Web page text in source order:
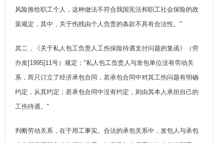
风险推给职工个人，这种做法不符合我国宪法和职工社会保险的政
策规定，其中，关于伤残由个人负责的条款不具有合法性。"
其二，《关于私人包工负责人工伤保险待遇支付问题的复函》（劳
办发[1995]11号）规定："私人包工负责人与发包单位没有劳动关
系，而只订立了经济承包合同，若承包合同中对其工伤问题有明确
约定，从其约定；若承包合同中没有约定，则由其本人承担自己的
工伤待遇。"
判断劳动关系，在于用工事实。合法的承包关系中，发包人与承包